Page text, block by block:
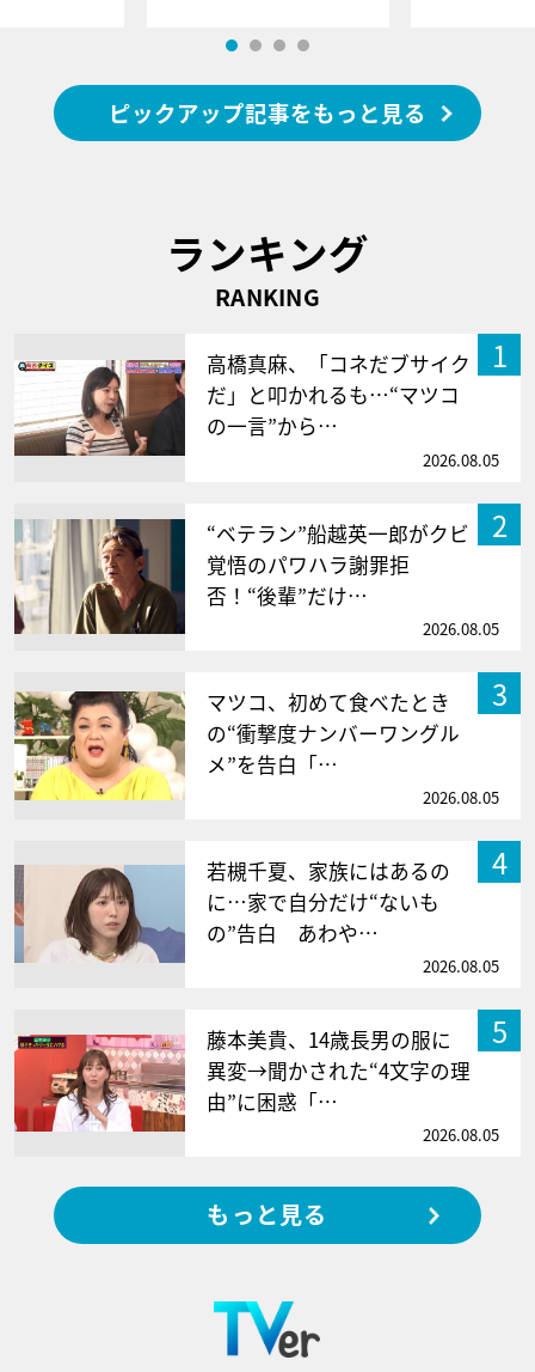
ピックアップ記事をもっと見る
ランキング
RANKING
1
高橋真麻、「コネだブサイク
だ」と叩かれるも…“マツコ
の一言”から…
2026.08.05
2
“ベテラン”船越英一郎がクビ
覚悟のパワハラ謝罪拒
否！“後輩”だけ…
2026.08.05
3
マツコ、初めて食べたとき
の“衝撃度ナンバーワングル
メ”を告白「…
2026.08.05
4
若槻千夏、家族にはあるの
に…家で自分だけ“ないも
の”告白 あわや…
2026.08.05
5
藤本美貴、14歳長男の服に
異変→聞かされた“4文字の理
由”に困惑「…
2026.08.05
もっと見る